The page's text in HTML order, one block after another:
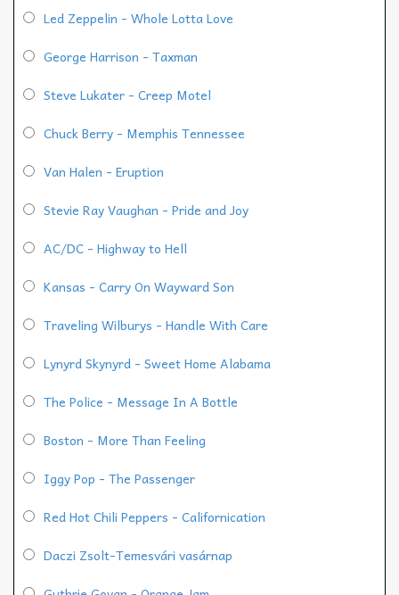
Led Zeppelin - Whole Lotta Love
George Harrison - Taxman
Steve Lukater - Creep Motel
Chuck Berry - Memphis Tennessee
Van Halen - Eruption
Stevie Ray Vaughan - Pride and Joy
AC/DC - Highway to Hell
Kansas - Carry On Wayward Son
Traveling Wilburys - Handle With Care
Lynyrd Skynyrd - Sweet Home Alabama
The Police - Message In A Bottle
Boston - More Than Feeling
Iggy Pop - The Passenger
Red Hot Chili Peppers - Californication
Daczi Zsolt-Temesvári vasárnap